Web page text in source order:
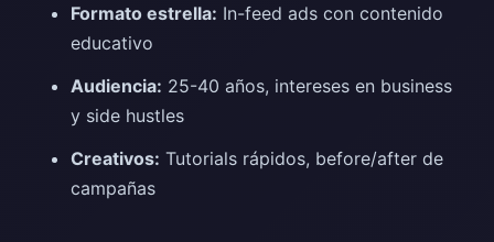
Formato estrella: In-feed ads con contenido
educativo
Audiencia: 25-40 años, intereses en business
y side hustles
Creativos: Tutorials rápidos, before/after de
campañas